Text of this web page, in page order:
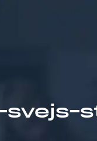
svejs-